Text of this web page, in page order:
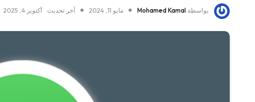
بواسطة Mohamed Kamal مايو 11, 2024 آخر تحديث: أكتوبر 4, 2025